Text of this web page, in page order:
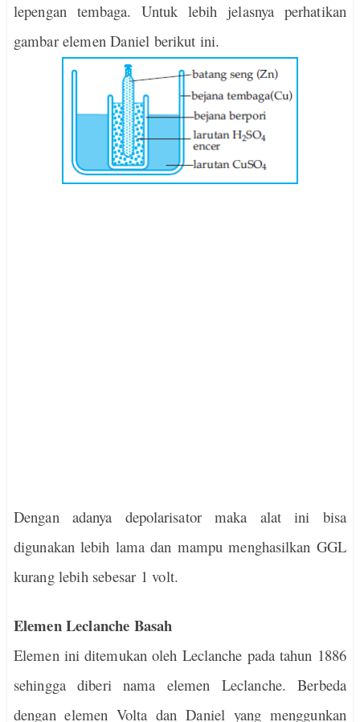
lepengan tembaga. Untuk lebih jelasnya perhatikan
gambar elemen Daniel berikut ini.
Dengan adanya depolarisator maka alat ini bisa
digunakan lebih lama dan mampu menghasilkan GGL
kurang lebih sebesar 1 volt.
Elemen Leclanche Basah
Elemen ini ditemukan oleh Leclanche pada tahun 1886
sehingga diberi nama elemen Leclanche. Berbeda
dengan elemen Volta dan Daniel yang menggunkan